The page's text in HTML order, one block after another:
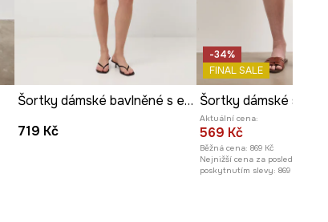
Šířka v bocích
Modelka na fotografii je vysoká
180 cm a má na sebe velikost S
Prohlédněte si rozměry
produktu
Šortky dámské bavlněné s elastanem
719 Kč
-34%
FINAL SALE
Šortky dámské s
Aktuální cena:
569 Kč
Běžná cena: 869 Kč
Nejnižší cena za posledních 30
poskytnutím slevy: 869 Kč